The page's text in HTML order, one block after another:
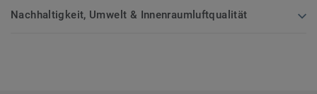
Nachhaltigkeit, Umwelt & Innenraumluftqualität